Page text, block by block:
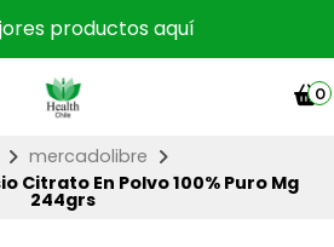
productos aquí
0
mercadolibre
Citrato En Polvo 100% Puro Mg
244grs